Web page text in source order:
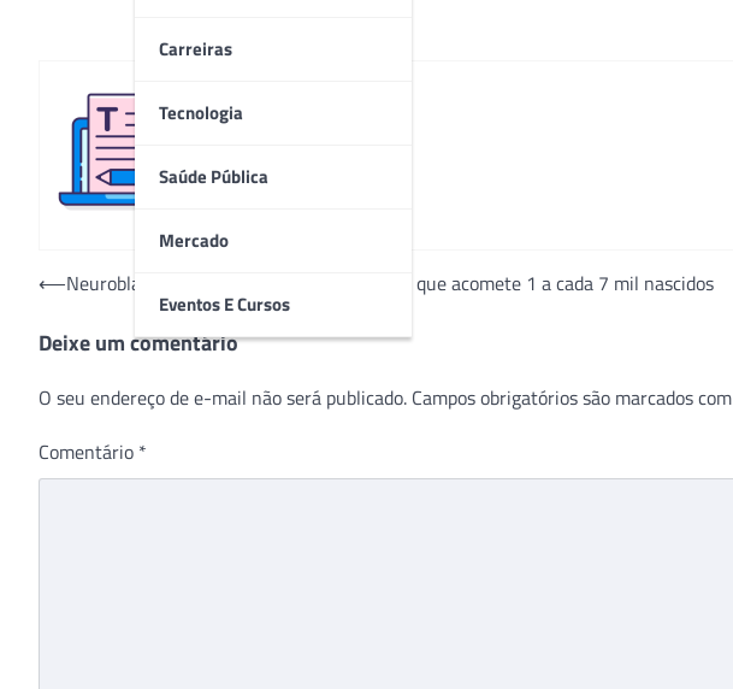
Carreiras
Tecnologia
Saúde Pública
Mercado
Eventos E Cursos
Navegação
Post
⟵Neuroblastoma: saiba mais sobre a doença que acomete 1 a cada 7 mil nascidos
Deixe um comentário
O seu endereço de e-mail não será publicado. Campos obrigatórios são marcados com
Comentário *